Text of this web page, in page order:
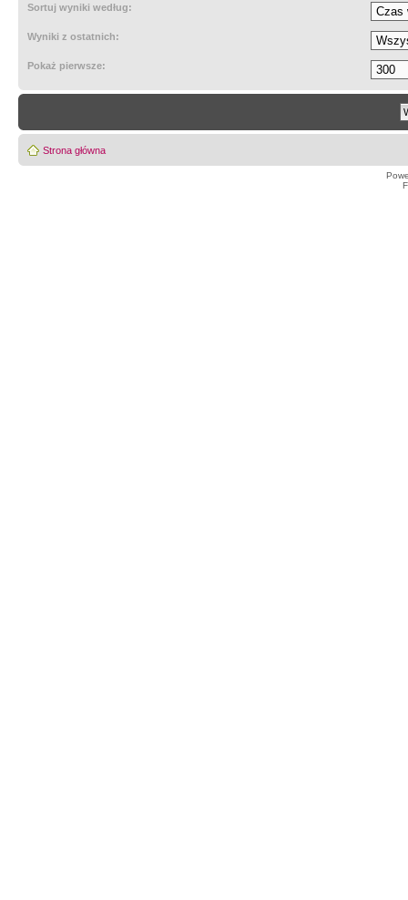
Sortuj wyniki według:
Wyniki z ostatnich:
Pokaż pierwsze:
Strona główna